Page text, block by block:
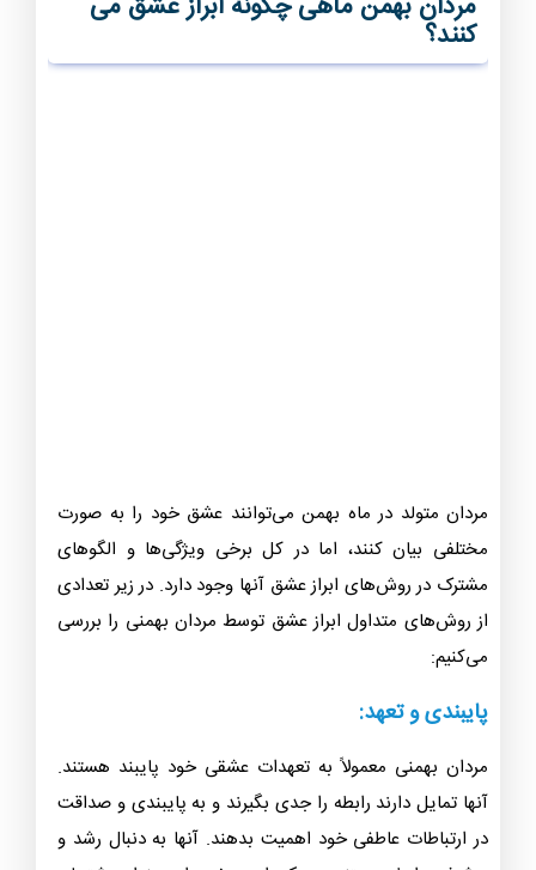
13,000,000ریالقیمت
7,800,000ریالقیمت
مردان متولد در ماه بهمن می‌توانند عشق خود را به صورت
مشترک در روش‌های ابراز عشق آنها وجود دارد. در زیر تعدادی
از روش‌های متداول ابراز عشق توسط مردان بهمنی را بررسی
می‌کنیم: